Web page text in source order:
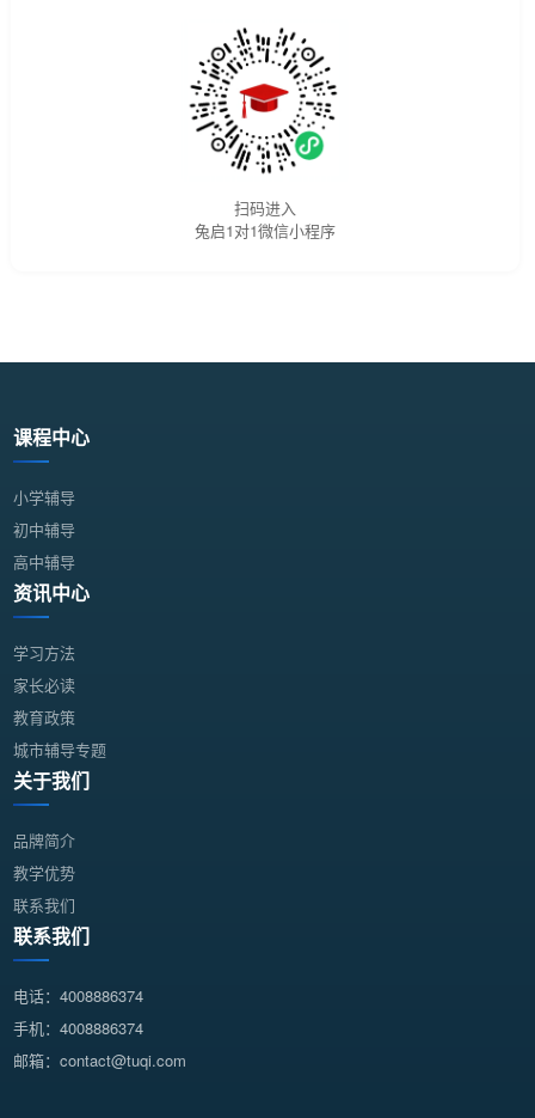
扫码进入
兔启1对1微信小程序
课程中心
小学辅导
初中辅导
高中辅导
资讯中心
学习方法
家长必读
教育政策
城市辅导专题
关于我们
品牌简介
教学优势
联系我们
联系我们
电话：4008886374
手机：4008886374
邮箱：contact@tuqi.com